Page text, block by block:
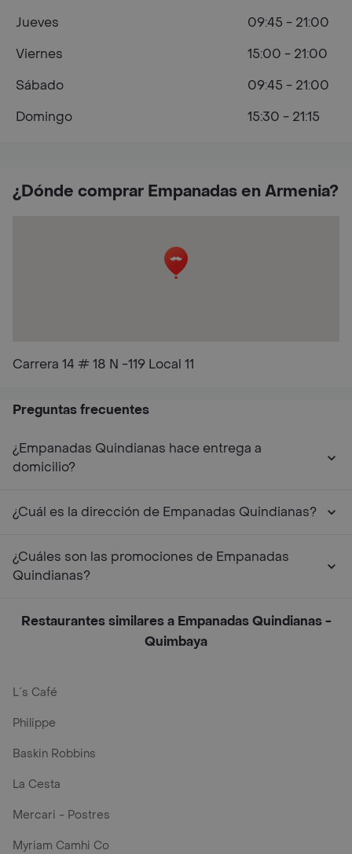
¿Dónde comprar Empanadas en Armenia?
Carrera 14 # 18 N -119 Local 11
Jueves
09:45 - 21:00
Viernes
15:00 - 21:00
Sábado
09:45 - 21:00
Domingo
15:30 - 21:15
Preguntas frecuentes
¿Empanadas Quindianas hace entrega a
domicilio?
¿Cuál es la dirección de Empanadas Quindianas?
¿Cuáles son las promociones de Empanadas
Quindianas?
Restaurantes similares a Empanadas Quindianas -
Quimbaya
L´s Café
Philippe
Baskin Robbins
La Cesta
Mercari - Postres
Myriam Camhi Co